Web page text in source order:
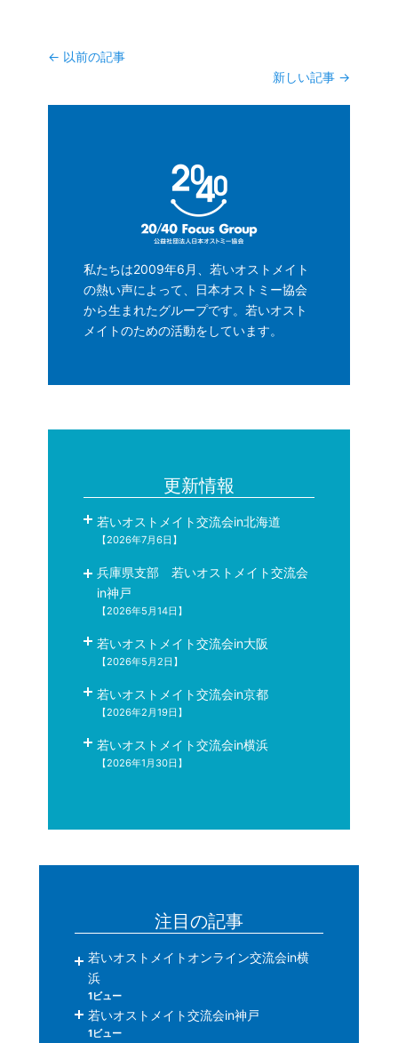
投
← 以前の記事
新しい記事 →
私たちは2009年6月、若いオストメイト
の熱い声によって、日本オストミー協会
から生まれたグループです。若いオスト
メイトのための活動をしています。
更新情報
若いオストメイト交流会in北海道
【2026年7月6日】
兵庫県支部 若いオストメイト交流会
in神戸
【2026年5月14日】
若いオストメイト交流会in大阪
【2026年5月2日】
若いオストメイト交流会in京都
【2026年2月19日】
若いオストメイト交流会in横浜
【2026年1月30日】
注目の記事
若いオストメイトオンライン交流会in横
浜
1ビュー
若いオストメイト交流会in神戸
1ビュー